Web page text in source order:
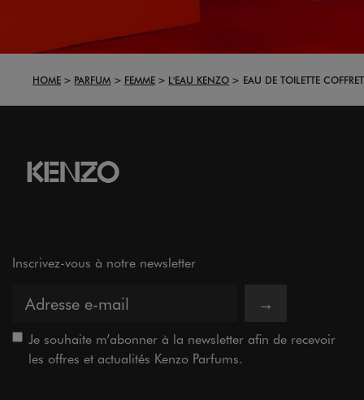
HOME PARFUM FEMME L'EAU KENZO EAU DE TOILETTE COFFRET
Inscrivez-vous à notre newsletter
→
Je souhaite m’abonner à la newsletter afin de recevoir
les offres et actualités Kenzo Parfums.